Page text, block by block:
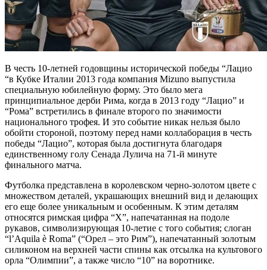
В честь 10-летней годовщины исторической победы “Лацио
“в Кубке Италии 2013 года компания Mizuno выпустила
специальную юбилейную форму. Это было мега
принципиальное дерби Рима, когда в 2013 году “Лацио” и
“Рома” встретились в финале второго по значимости
национального трофея. И это событие никак нельзя было
обойти стороной, поэтому перед нами коллаборация в честь
победы “Лацио”, которая была достигнута благодаря
единственному голу Сенада Лулича на 71-й минуте
финального матча.
Футболка представлена в королевском черно-золотом цвете с
множеством деталей, украшающих внешний вид и делающих
его еще более уникальным и особенным. К этим деталям
относятся римская цифра “X”, напечатанная на подоле
рукавов, символизирующая 10-летие с того события; слоган
“l’Aquila è Roma” (“Орел – это Рим”), напечатанный золотым
силиконом на верхней части спины как отсылка на культового
орла “Олимпии”, а также число “10” на воротнике.